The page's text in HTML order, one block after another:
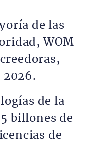
de las
WOM
2026.
de la
billones de
de